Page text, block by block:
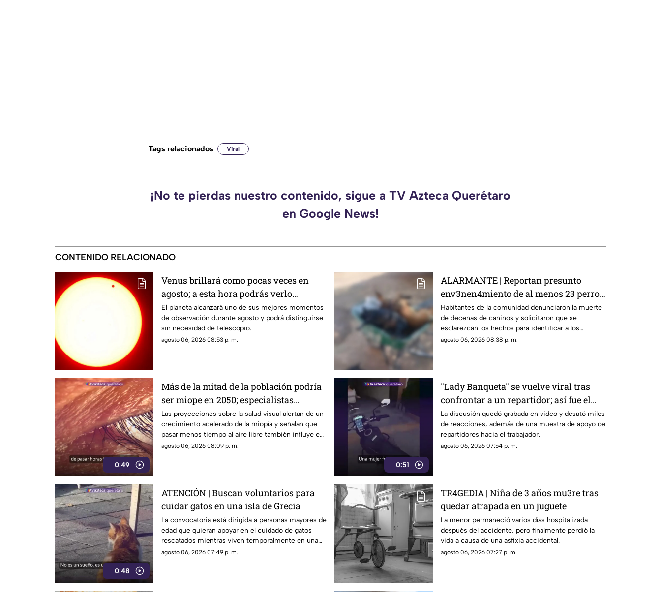
Tags relacionados Viral
¡No te pierdas nuestro contenido, sigue a TV Azteca Querétaro
en Google News!
CONTENIDO RELACIONADO
Venus brillará como pocas veces en
agosto; a esta hora podrás verlo
durante este mes
El planeta alcanzará uno de sus mejores momentos
de observación durante agosto y podrá distinguirse
sin necesidad de telescopio.
agosto 06, 2026 08:53 p. m.
ALARMANTE | Reportan presunto
env3nen4miento de al menos 23 perros
en esta zona de Querétaro: IMAGENES
SENSIBLES
Habitantes de la comunidad denunciaron la muerte
de decenas de caninos y solicitaron que se
esclarezcan los hechos para identificar a los
posibles responsables.
agosto 06, 2026 08:38 p. m.
0:49
Más de la mitad de la población podría
ser miope en 2050; especialistas
advierten las causas
Las proyecciones sobre la salud visual alertan de un
crecimiento acelerado de la miopía y señalan que
pasar menos tiempo al aire libre también influye en
su desarrollo.
agosto 06, 2026 08:09 p. m.
0:51
"Lady Banqueta" se vuelve viral tras
confrontar a un repartidor; así fue el
momento
La discusión quedó grabada en video y desató miles
de reacciones, además de una muestra de apoyo de
repartidores hacia el trabajador.
agosto 06, 2026 07:54 p. m.
0:48
ATENCIÓN | Buscan voluntarios para
cuidar gatos en una isla de Grecia
La convocatoria está dirigida a personas mayores de
edad que quieran apoyar en el cuidado de gatos
rescatados mientras viven temporalmente en una
isla griega.
agosto 06, 2026 07:49 p. m.
TR4GEDIA | Niña de 3 años mu3re tras
quedar atrapada en un juguete
La menor permaneció varios días hospitalizada
después del accidente, pero finalmente perdió la
vida a causa de una asfixia accidental.
agosto 06, 2026 07:27 p. m.